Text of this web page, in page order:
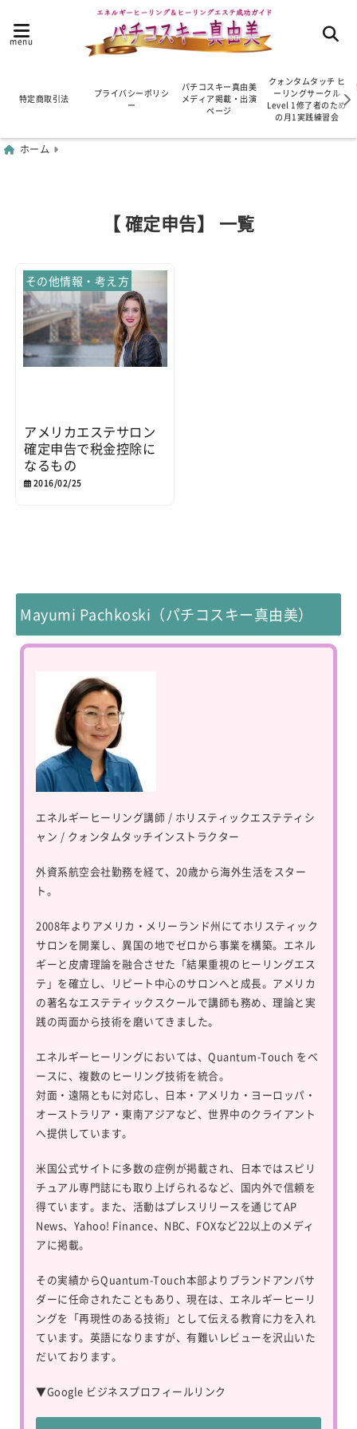
menu
特定商取引法
プライバシーポリシ
ー
パチコスキー真由美
メディア掲載・出演
ページ
クォンタムタッチ ヒ
ーリングサークル
Level 1修了者のため
の月1実践練習会
ホーム
【 確定申告】 一覧
その他情報・考え方
アメリカエステサロン
確定申告で税金控除に
なるもの
2016/02/25
Mayumi Pachkoski（パチコスキー真由美）
エネルギーヒーリング講師 / ホリスティックエステティシ
ャン / クォンタムタッチインストラクター
外資系航空会社勤務を経て、20歳から海外生活をスター
ト。
2008年よりアメリカ・メリーランド州にてホリスティック
サロンを開業し、異国の地でゼロから事業を構築。エネル
ギーと皮膚理論を融合させた「結果重視のヒーリングエス
テ」を確立し、リピート中心のサロンへと成長。アメリカ
の著名なエステティックスクールで講師も務め、理論と実
践の両面から技術を磨いてきました。
エネルギーヒーリングにおいては、 Quantum-Touch をベ
ースに、複数のヒーリング技術を統合。
対面・遠隔ともに対応し、日本・アメリカ・ヨーロッパ・
オーストラリア・東南アジアなど、世界中のクライアント
へ提供しています。
米国公式サイトに多数の症例が掲載され、日本ではスピリ
チュアル専門誌にも取り上げられるなど、国内外で信頼を
得ています。また、活動はプレスリリースを通じてAP
News、Yahoo! Finance、NBC、FOXなど22以上のメディ
アに掲載。
その実績からQuantum-Touch本部よりブランドアンバサ
ダーに任命されたこともあり、現在は、エネルギーヒーリ
ングを「再現性のある技術」として伝える教育に力を入れ
ています。英語になりますが、有難いレビューを沢山いた
だいております。
▼Google ビジネスプロフィールリンク